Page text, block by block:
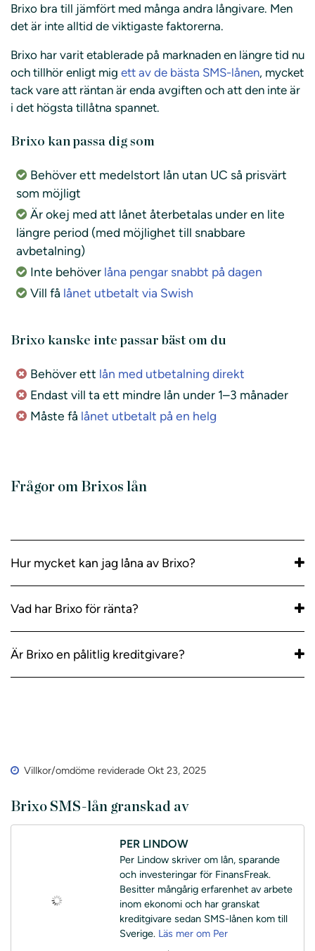
Brixo bra till jämfört med många andra långivare. Men
det är inte alltid de viktigaste faktorerna.
Brixo har varit etablerade på marknaden en längre tid nu
och tillhör enligt mig ett av de bästa SMS-lånen, mycket
tack vare att räntan är enda avgiften och att den inte är
i det högsta tillåtna spannet.
Brixo kan passa dig som
Behöver ett medelstort lån utan UC så prisvärt
som möjligt
Är okej med att lånet återbetalas under en lite
längre period (med möjlighet till snabbare
avbetalning)
Inte behöver låna pengar snabbt på dagen
Vill få lånet utbetalt via Swish
Brixo kanske inte passar bäst om du
Behöver ett lån med utbetalning direkt
Endast vill ta ett mindre lån under 1–3 månader
Måste få lånet utbetalt på en helg
Frågor om Brixos lån
Hur mycket kan jag låna av Brixo?
Vad har Brixo för ränta?
Är Brixo en pålitlig kreditgivare?
Villkor/omdöme reviderade Okt 23, 2025
Brixo SMS-lån granskad av
PER LINDOW
Per Lindow skriver om lån, sparande
och investeringar för FinansFreak.
Besitter mångårig erfarenhet av arbete
inom ekonomi och har granskat
kreditgivare sedan SMS-lånen kom till
Sverige. Läs mer om Per